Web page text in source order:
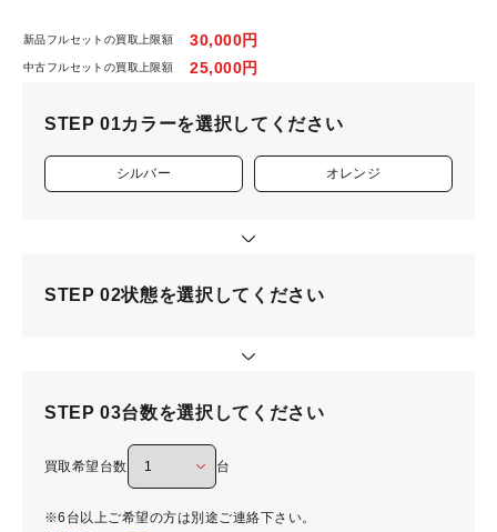
新品フルセットの買取上限額 30,000円
中古フルセットの買取上限額 25,000円
STEP 01カラーを選択してください
シルバー オレンジ
STEP 02状態を選択してください
STEP 03台数を選択してください
買取希望台数 台
※6台以上ご希望の方は別途ご連絡下さい。